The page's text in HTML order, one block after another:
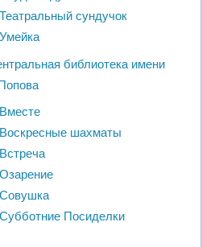
Театральный сундучок
Умейка
библиотека имени
Вместе
Воскресные шахматы
Встреча
Озарение
Совушка
Субботние Посиделки